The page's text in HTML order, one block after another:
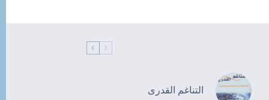
التناغم القدرى